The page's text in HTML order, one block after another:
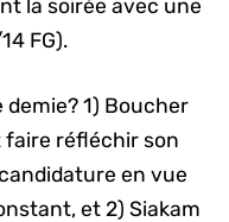
la soirée avec une
FG).
1) Boucher
réfléchir son
en vue
et 2) Siakam